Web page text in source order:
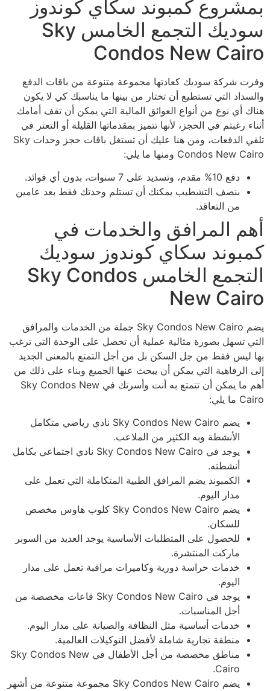
بمشروع كمبوند سكاي كوندوز
سوديك التجمع الخامس Sky
Condos New Cairo
وفرت شركة سوديك كعادتها مجموعة متنوعة من باقات الدفع
والسداد التي تستطيع أن تختار من بينها ما يناسبك كي لا يكون
هناك أي نوع من أنواع العوائق المالية التي يمكن أن تقف أمامك
أثناء رغبتم في الحجز، لأنها تتميز بمقدماتها القليلة أو التعثر في
تلقي الدفعات، ومن هنا عليك أن تستغل باقات حجز وحدات Sky
Condos New Cairo ومنها ما يلي:
دفع 10% مقدم، وتسديد على 7 سنوات، بدون أي فوائد.
بنصف التشطيب يمكنك أن تستلم وحدتك فقط بعد عامين
من التعاقد.
أهم المرافق والخدمات في
كمبوند سكاي كوندوز سوديك
التجمع الخامس Sky Condos
New Cairo
يضم Sky Condos New Cairo جملة من الخدمات والمرافق
التي تسهل بصورة مثالية عملية أن تحصل على الوحدة التي ترغب
بها ليس فقط من جل السكن بل من أجل التمتع بالمعنى الجديد
إلى الرفاهية التي يمكن أن يبحث عنها الجميع وبناء على ذلك من
أهم ما يمكن أن تتمتع به أنت وأسرتك في Sky Condos New
Cairo ما يلي:
يضم Sky Condos New Cairo نادي رياضي متكامل
الأنشطة وبه الكثير من الملاعب.
يوجد في Sky Condos New Cairo نادي اجتماعي بكامل
أنشطته.
الكمبوند يضم المرافق الطبية المتكاملة التي تعمل على
مدار اليوم.
يضم Sky Condos New Cairo كلوب هاوس مخصص
للسكان.
للحصول على المتطلبات الأساسية يوجد العديد من السوبر
ماركت المنتشرة.
خدمات حراسة دورية وكاميرات مراقبة تعمل على مدار
اليوم.
يوجد في Sky Condos New Cairo قاعات مخصصة من
أجل المناسبات.
خدمات أساسية مثل النظافة والصيانة على مدار اليوم.
منطقة تجارية شاملة لأفضل التوكيلات العالمية.
مناطق مخصصة من أجل الأطفال في Sky Condos New
Cairo.
يضم Sky Condos New Cairo مجموعة متنوعة من أشهر